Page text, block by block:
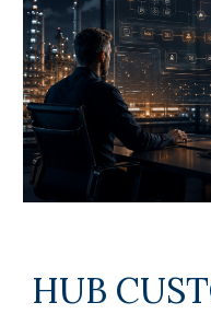
HUB